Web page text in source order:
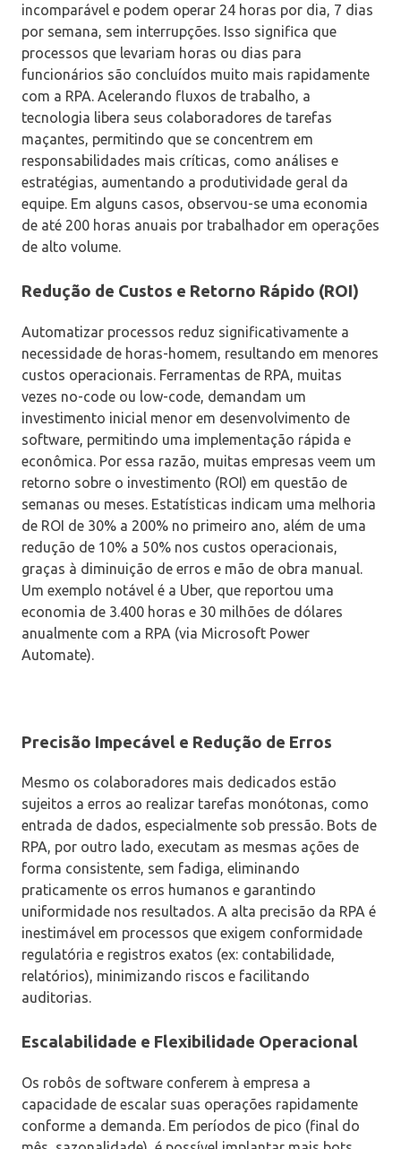
incomparável e podem operar 24 horas por dia, 7 dias
por semana, sem interrupções. Isso significa que
processos que levariam horas ou dias para
funcionários são concluídos muito mais rapidamente
com a RPA. Acelerando fluxos de trabalho, a
tecnologia libera seus colaboradores de tarefas
maçantes, permitindo que se concentrem em
responsabilidades mais críticas, como análises e
estratégias, aumentando a produtividade geral da
equipe. Em alguns casos, observou-se uma economia
de até 200 horas anuais por trabalhador em operações
de alto volume.
Redução de Custos e Retorno Rápido (ROI)
Automatizar processos reduz significativamente a
necessidade de horas-homem, resultando em menores
custos operacionais. Ferramentas de RPA, muitas
vezes no-code ou low-code, demandam um
investimento inicial menor em desenvolvimento de
software, permitindo uma implementação rápida e
econômica. Por essa razão, muitas empresas veem um
retorno sobre o investimento (ROI) em questão de
semanas ou meses. Estatísticas indicam uma melhoria
de ROI de 30% a 200% no primeiro ano, além de uma
redução de 10% a 50% nos custos operacionais,
graças à diminuição de erros e mão de obra manual.
Um exemplo notável é a Uber, que reportou uma
economia de 3.400 horas e 30 milhões de dólares
anualmente com a RPA (via Microsoft Power
Automate).
Precisão Impecável e Redução de Erros
Mesmo os colaboradores mais dedicados estão
sujeitos a erros ao realizar tarefas monótonas, como
entrada de dados, especialmente sob pressão. Bots de
RPA, por outro lado, executam as mesmas ações de
forma consistente, sem fadiga, eliminando
praticamente os erros humanos e garantindo
uniformidade nos resultados. A alta precisão da RPA é
inestimável em processos que exigem conformidade
regulatória e registros exatos (ex: contabilidade,
relatórios), minimizando riscos e facilitando
auditorias.
Escalabilidade e Flexibilidade Operacional
Os robôs de software conferem à empresa a
capacidade de escalar suas operações rapidamente
conforme a demanda. Em períodos de pico (final do